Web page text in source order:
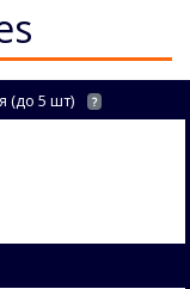
(до 5 шт) ?